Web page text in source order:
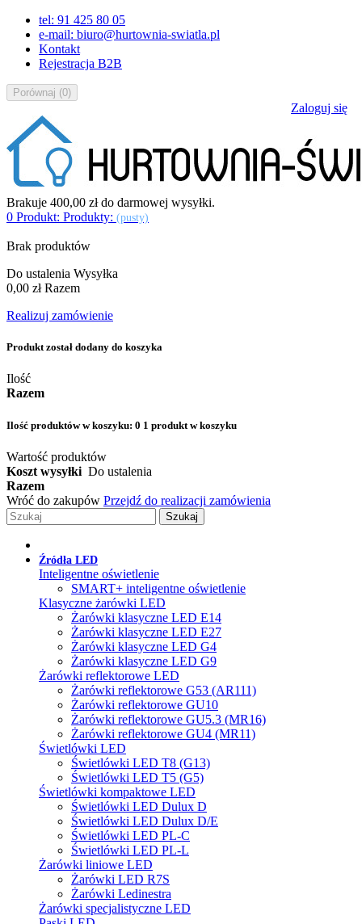
tel: 91 425 80 05
e-mail: biuro@hurtownia-swiatla.pl
Kontakt
Rejestracja B2B
Porównaj (0)
Zaloguj się
Brakuje 400,00 złdo darmowej wysyłki.
0 Produkt: Produkty: (pusty)
Brak produktów
Do ustalenia Wysyłka
0,00 zł Razem
Realizuj zamówienie
Produkt został dodany do koszyka
Ilość
Razem
Ilość produktów w koszyku: 0 1 produkt w koszyku
Wartość produktów
Koszt wysyłki Do ustalenia
Razem
Wróć do zakupów Przejdź do realizacji zamówienia
Szukaj
Źródła LED
Inteligentne oświetlenie
SMART+ inteligentne oświetlenie
Klasyczne żarówki LED
Żarówki klasyczne LED E14
Żarówki klasyczne LED E27
Żarówki klasyczne LED G4
Żarówki klasyczne LED G9
Żarówki reflektorowe LED
Żarówki reflektorowe G53 (AR111)
Żarówki reflektorowe GU10
Żarówki reflektorowe GU5.3 (MR16)
Żarówki reflektorowe GU4 (MR11)
Świetlówki LED
Świetlówki LED T8 (G13)
Świetlówki LED T5 (G5)
Świetlówki kompaktowe LED
Świetlówki LED Dulux D
Świetlówki LED Dulux D/E
Świetlówki LED PL-C
Świetlówki LED PL-L
Żarówki liniowe LED
Żarówki LED R7S
Żarówki Ledinestra
Żarówki specjalistyczne LED